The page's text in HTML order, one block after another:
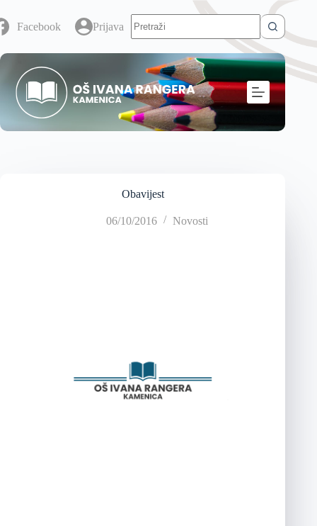
Facebook Prijava
Obavijest
06/10/2016 Novosti